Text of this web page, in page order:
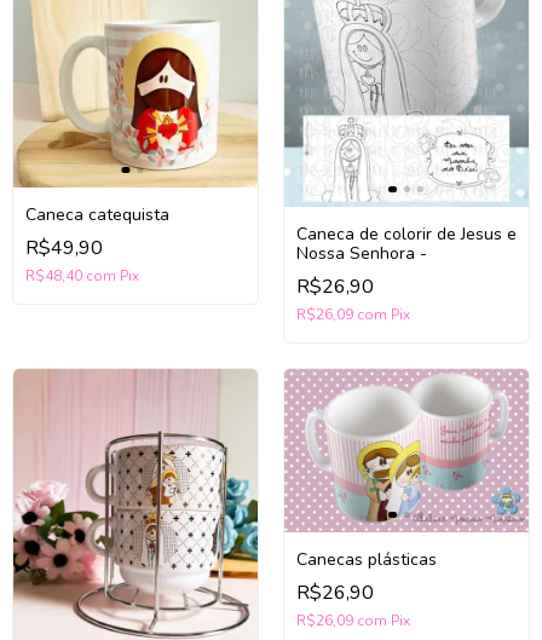
Caneca catequista
R$49,90
R$48,40 com Pix
Caneca de colorir de Jesus e
Nossa Senhora -
R$26,90
R$26,09 com Pix
Canecas plásticas
R$26,90
R$26,09 com Pix